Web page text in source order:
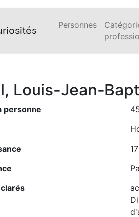
Personnes
Louis-Jean-
personne